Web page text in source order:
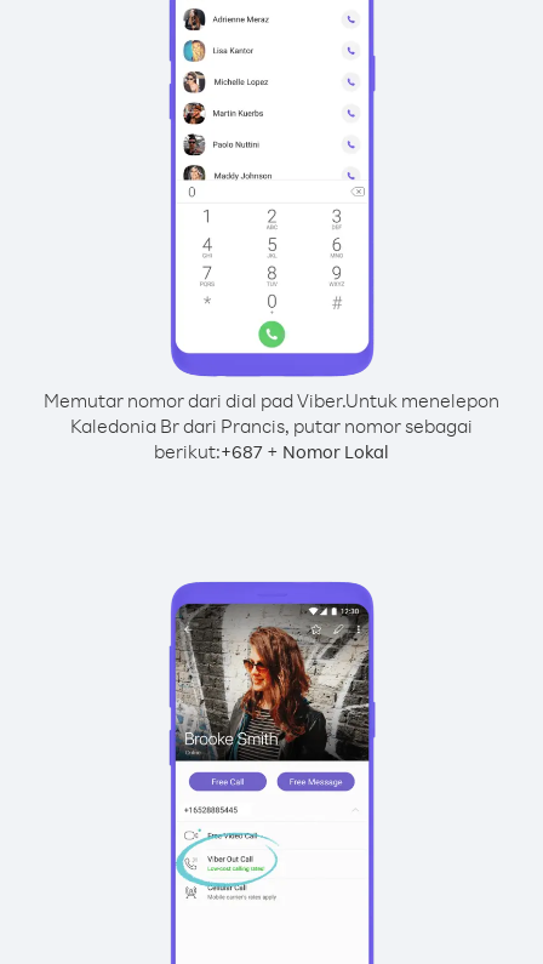
Memutar nomor dari dial pad Viber.Untuk menelepon
Kaledonia Br dari Prancis, putar nomor sebagai
berikut:+687 + Nomor Lokal